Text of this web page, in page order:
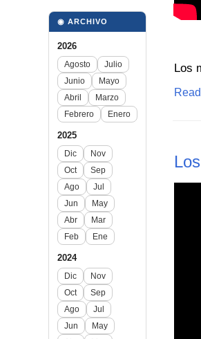
Los
◉ ARCHIVO
2026
Agosto
Julio
Junio
Mayo
Abril
Marzo
Febrero
Enero
2025
Dic
Nov
Oct
Sep
Ago
Jul
Jun
May
Abr
Mar
Feb
Ene
2024
Dic
Nov
Oct
Sep
Ago
Jul
Jun
May